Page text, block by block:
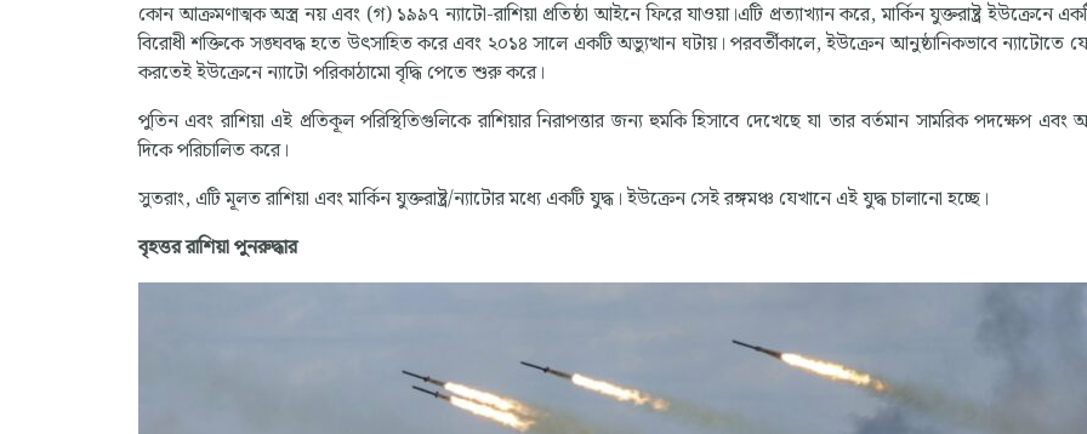
কোন আক্রমণাত্মক অস্ত্র নয় এবং (গ) ১৯৯৭ ন্যাটো-রাশিয়া প্রতিষ্ঠা আইনে ফিরে যাওয়া।এটি প্রত্যাখ্যান করে, মার্কিন যুক্তরাষ্ট্র ইউক্রেনে
বিরোধী শক্তিকে সঙ্ঘবদ্ধ হতে উৎসাহিত করে এবং ২০১৪ সালে একটি অভ্যুত্থান ঘটায়। পরবর্তীকালে, ইউক্রেন আনুষ্ঠানিকভাবে ন্যাটোতে
করতেই ইউক্রেনে ন্যাটো পরিকাঠামো বৃদ্ধি পেতে শুরু করে।
পুতিন এবং রাশিয়া এই প্রতিকূল পরিস্থিতিগুলিকে রাশিয়ার নিরাপত্তার জন্য হুমকি হিসাবে দেখেছে যা তার বর্তমান সামরিক পদক্ষেপ এবং
দিকে পরিচালিত করে।
সুতরাং, এটি মূলত রাশিয়া এবং মার্কিন যুক্তরাষ্ট্র/ন্যাটোর মধ্যে একটি যুদ্ধ। ইউক্রেন সেই রঙ্গমঞ্চ যেখানে এই যুদ্ধ চালানো হচ্ছে।
বৃহত্তর রাশিয়া পুনরুদ্ধার